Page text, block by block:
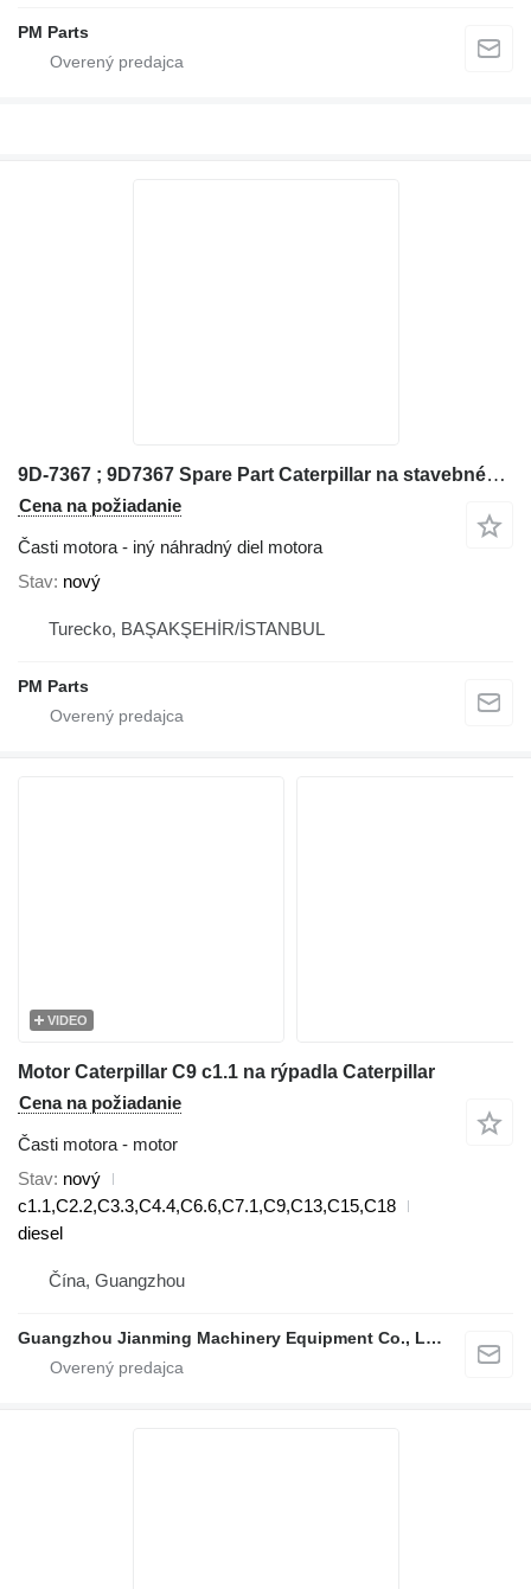
PM Parts
9D-7367 ; 9D7367 Spare Part Caterpillar na stavebného stroja Caterpillar
Cena na požiadanie
Časti motora - iný náhradný diel motora
Stav nový
Turecko, BAŞAKŞEHİR/İSTANBUL
PM Parts
VIDEO
Motor Caterpillar C9 c1.1 na rýpadla Caterpillar
Cena na požiadanie
Časti motora - motor
Stav nový
c1.1,C2.2,C3.3,C4.4,C6.6,C7.1,C9,C13,C15,C18
diesel
Čína, Guangzhou
Guangzhou Jianming Machinery Equipment Co., Ltd.